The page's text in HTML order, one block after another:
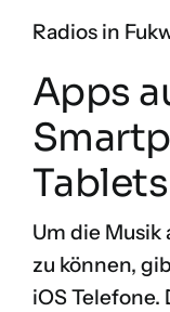
Radios in
Apps
Tablets
Um die
zu können,
iOS